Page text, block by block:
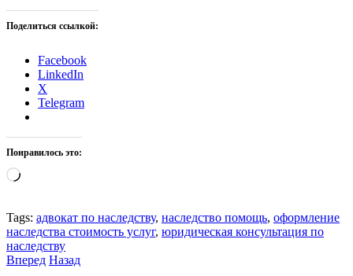
Поделиться ссылкой:
Facebook
LinkedIn
X
Telegram
Понравилось это:
Загрузка…
Tags: адвокат по наследству, наследство помощь, оформление
наследства стоимость услуг, юридическая консультация по
наследству
Вперед Назад